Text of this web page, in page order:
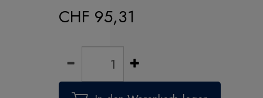
CHF 95,31